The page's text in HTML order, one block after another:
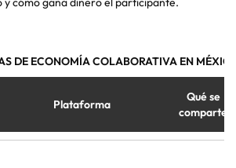
DE ECONOMÍA COLABORATIVA EN
Plataforma
Qué se
comparte